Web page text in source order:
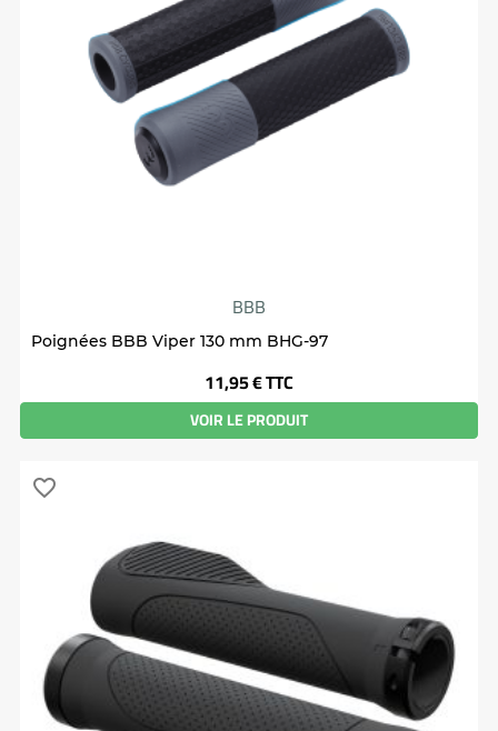
BBB
Poignées BBB Viper 130 mm BHG-97
Prix
11,95 €TTC
VOIR LE PRODUIT
favorite_border